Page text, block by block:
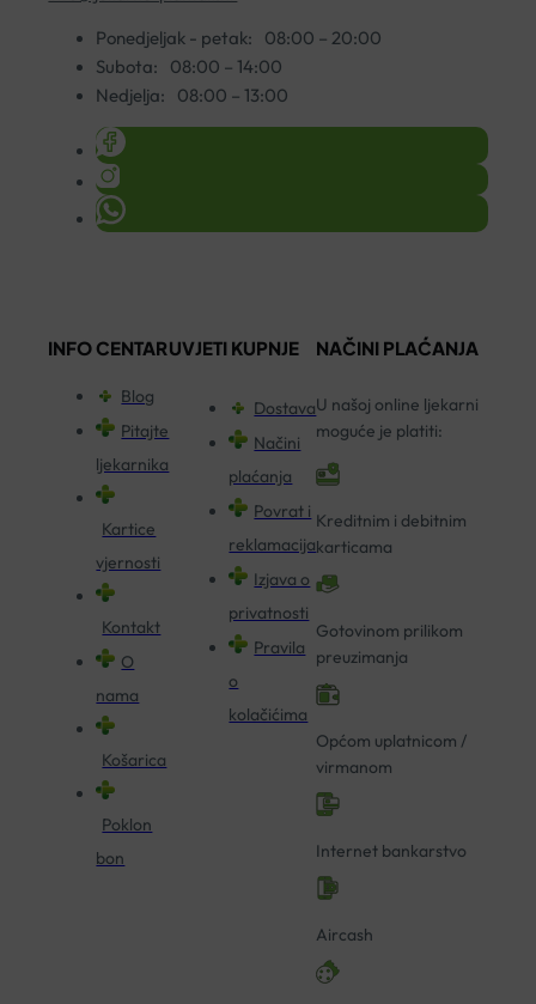
Ponedjeljak - petak:
08:00 – 20:00
Subota:
08:00 – 14:00
Nedjelja:
08:00 – 13:00
INFO CENTAR
Blog
Pitajte
ljekarnika
Kartice
vjernosti
Kontakt
O
nama
Košarica
Poklon
bon
UVJETI KUPNJE
Dostava
Načini
plaćanja
Povrat i
reklamacija
Izjava o
privatnosti
Pravila
o
kolačićima
NAČINI PLAĆANJA
U našoj online ljekarni
moguće je platiti:
Kreditnim i debitnim
karticama
Gotovinom prilikom
preuzimanja
Općom uplatnicom /
virmanom
Internet bankarstvo
Aircash